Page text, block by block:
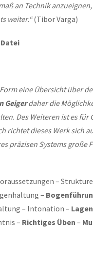
an Technik
weiter.“(Tibor Varga)
eine Übersicht über
Geigerdaher die
Des Weiteren ist es für
dieses Werk sich
präzisen Systems große
–
–
– Intonation –
– Richtiges Üben –